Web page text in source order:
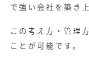
で強い会社を築き
この考え方・管理
ことが可能です。